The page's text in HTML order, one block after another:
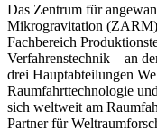
Das Zentrum für
Mikrogravitation (ZARM)
Fachbereich
Verfahrenstechnik – an
drei Hauptabteilungen
Raumfahrttechnologie
sich weltweit am
Partner für